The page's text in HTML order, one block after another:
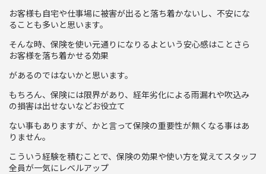
お客様も自宅や仕事場に被害が出ると落ち着かないし、不安にな
ることも多いと思います。
そんな時、保険を使い元通りになりるよという安心感はことさら
お客様を落ち着かせる効果
があるのではないかと思います。
もちろん、保険には限界があり、経年劣化による雨漏れや吹込み
の損害は出せないなどお役立て
ない事もありますが、かと言って保険の重要性が無くなる事はあ
りません。
こういう経験を積むことで、保険の効果や使い方を覚えてスタッフ
全員が一気にレベルアップ